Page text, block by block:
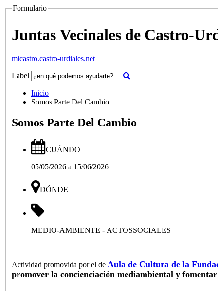
Formulario
Juntas Vecinales de Castro-
micastro.castro-urdiales.net
Label
Inicio
Somos Parte Del Cambio
Somos Parte Del Cambio
CUÁNDO
05/05/2026 a 15/06/2026
DÓNDE
MEDIO-AMBIENTE - ACTOSSOCIALES
Actividad promovida por el de Aula de Cultura de la
promover la concienciación mediambiental y